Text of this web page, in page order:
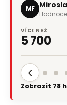
MF
VÍCE NEŽ
5 700
‹
Zobrazit 78